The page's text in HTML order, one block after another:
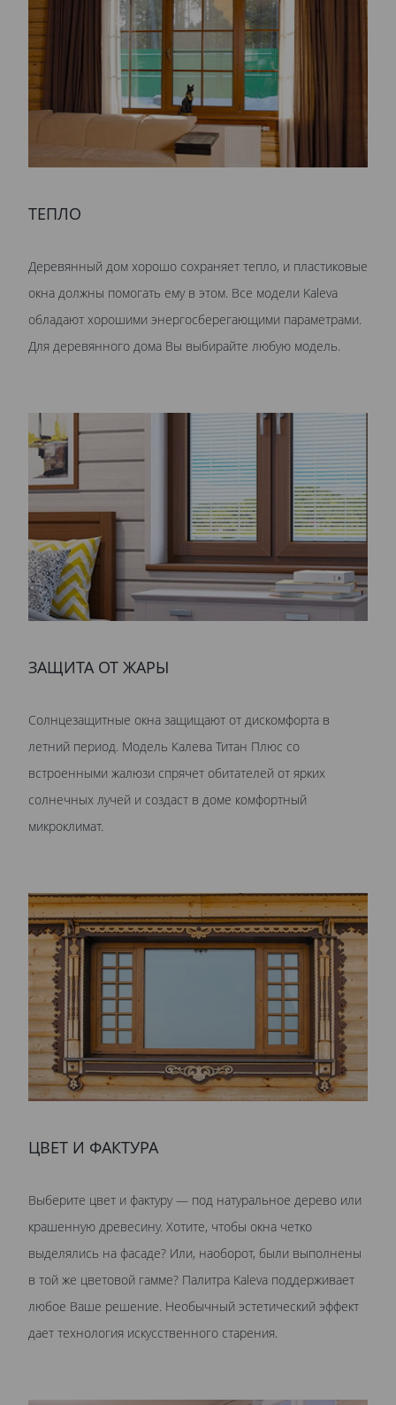
ТЕПЛО
Деревянный дом хорошо сохраняет тепло, и пластиковые
окна должны помогать ему в этом. Все модели Kaleva
обладают хорошими энергосберегающими параметрами.
Для деревянного дома Вы выбирайте любую модель.
ЗАЩИТА ОТ ЖАРЫ
Солнцезащитные окна защищают от дискомфорта в
летний период. Модель Калева Титан Плюс со
встроенными жалюзи спрячет обитателей от ярких
солнечных лучей и создаст в доме комфортный
микроклимат.
ЦВЕТ И ФАКТУРА
Выберите цвет и фактуру — под натуральное дерево или
крашенную древесину. Хотите, чтобы окна четко
выделялись на фасаде? Или, наоборот, были выполнены
в той же цветовой гамме? Палитра Kaleva поддерживает
любое Ваше решение. Необычный эстетический эффект
дает технология искусственного старения.